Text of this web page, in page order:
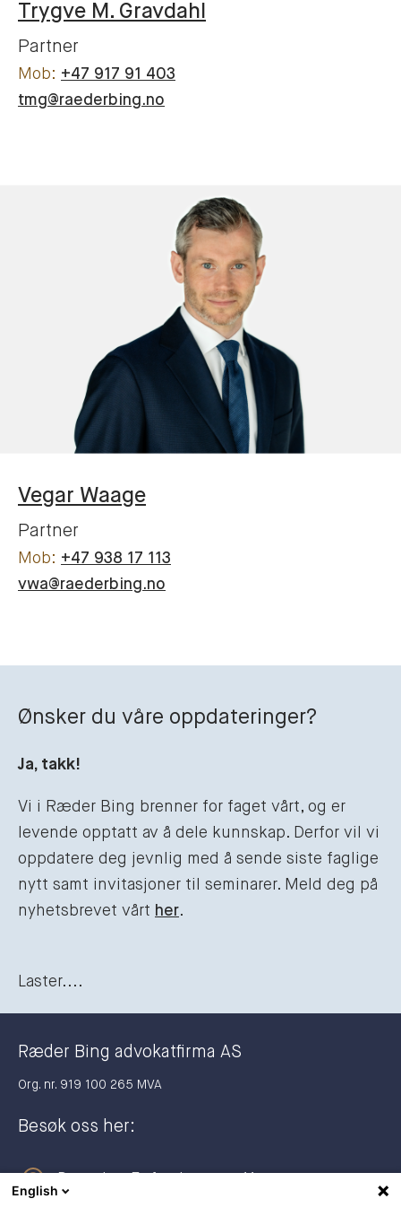
Trygve M. Gravdahl
Partner
+47 917 91 403
tmg@raederbing.no
Vegar Waage
Partner
+47 938 17 113
vwa@raederbing.no
Ønsker du våre oppdateringer?
Ja, takk!
Vi i Ræder Bing brenner for faget vårt, og er
levende opptatt av å dele kunnskap. Derfor vil vi
oppdatere deg jevnlig med å sende siste faglige
nytt samt invitasjoner til seminarer. Meld deg på
nyhetsbrevet vårt her.
Laster....
Ræder Bing advokatfirma AS
Org. nr. 919 100 265 MVA
Besøk oss her:
English